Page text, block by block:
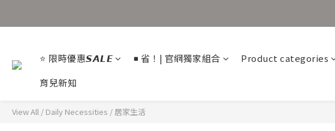
⭐ 限時優惠𝙎𝘼𝙇𝙀 ◾ 省！| 官網獨家組合 Product categories
育兒新知
View All / Daily Necessities / 居家生活